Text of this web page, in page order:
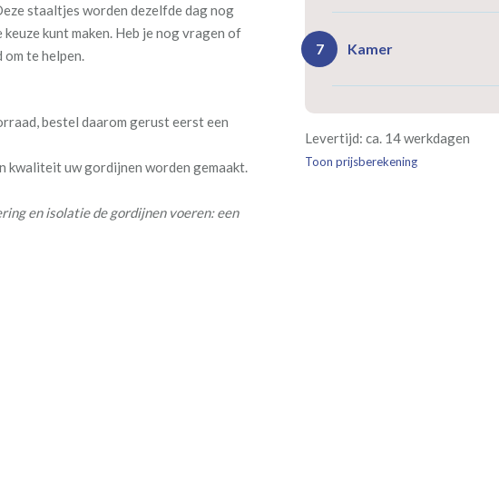
staaltjes worden dezelfde dag nog
kunt maken. Heb je nog vragen of
te helpen.
bestel daarom gerust eerst een
kwaliteit uw gordijnen worden gemaakt.
en isolatie de gordijnen voeren: een
Rails
isoleert kou, warmte en
Geen extra
verduistering
Geen
7 Kamer
Bestelt u meerdere
kamer is bestemd. Wij
verplicht, maar wel handig)
Levertijd: ca. 14 werkdagen
Toon prijsberekening